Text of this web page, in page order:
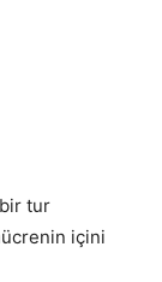
tur
içini